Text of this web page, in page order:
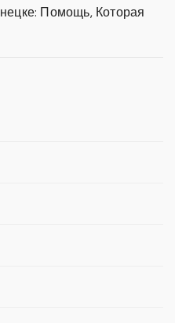
Помощь, Которая